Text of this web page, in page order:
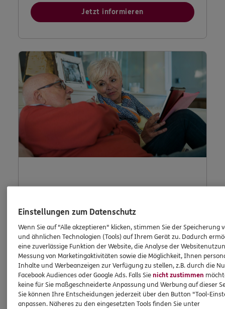
Jetzt informieren
Beschwerde
Waren Sie unzufrieden mit uns oder möchten
Sie uns loben? Dann können Sie uns Ihre
Meinung hier mitteilen.
Einstellungen zum Datenschutz
Wenn Sie auf "Alle akzeptieren" klicken, stimmen Sie der Speicherung
und ähnlichen Technologien (Tools) auf Ihrem Gerät zu. Dadurch
eine zuverlässige Funktion der Website, die Analyse der
Messung von Marketingaktivitäten sowie die Möglichkeit, Ihnen
Inhalte und Werbeanzeigen zur Verfügung zu stellen, z.B. durch die
Facebook Audiences oder Google Ads. Falls Sienicht zustimmen
keine für Sie maßgeschneiderte Anpassung und Werbung auf dieser
Sie können Ihre Entscheidungen jederzeit über den Button "Tool-
anpassen. Näheres zu den eingesetzten Tools finden Sie unter